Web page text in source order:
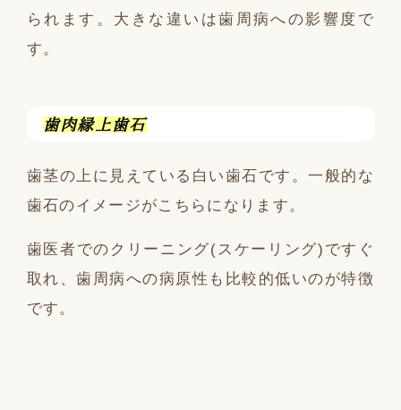
られます。大きな違いは歯周病への影響度で
す。
歯肉縁上歯石
歯茎の上に見えている白い歯石です。一般的な
歯石のイメージがこちらになります。
歯医者でのクリーニング(スケーリング)ですぐ
取れ、歯周病への病原性も比較的低いのが特徴
です。